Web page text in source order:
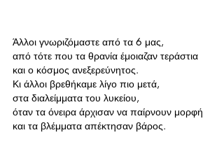
Άλλοι γνωριζόμαστε από τα 6 μας,
από τότε που τα θρανία έμοιαζαν τεράστια
και ο κόσμος ανεξερεύνητος.
Κι άλλοι βρεθήκαμε λίγο πιο μετά,
στα διαλείμματα του λυκείου,
όταν τα όνειρα άρχισαν να παίρνουν μορφή
και τα βλέμματα απέκτησαν βάρος.